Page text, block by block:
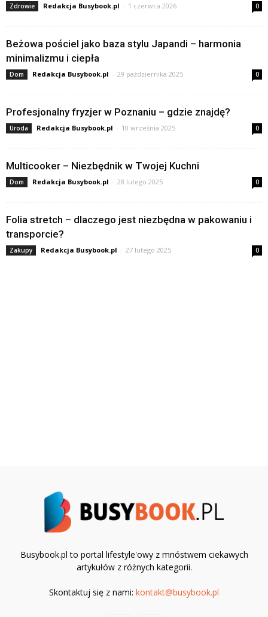
Zdrowie Redakcja Busybook.pl - 1 czerwca 2026 0
Beżowa pościel jako baza stylu Japandi – harmonia
minimalizmu i ciepła
Dom Redakcja Busybook.pl - 29 października 2025 0
Profesjonalny fryzjer w Poznaniu – gdzie znajdę?
Uroda Redakcja Busybook.pl - 10 września 2025 0
Multicooker – Niezbędnik w Twojej Kuchni
Dom Redakcja Busybook.pl - 28 lutego 2025 0
Folia stretch – dlaczego jest niezbędna w pakowaniu i
transporcie?
Zakupy Redakcja Busybook.pl - 27 lutego 2025 0
Busybook.pl to portal lifestyle'owy z mnóstwem ciekawych
artykułów z różnych kategorii.
Skontaktuj się z nami: kontakt@busybook.pl